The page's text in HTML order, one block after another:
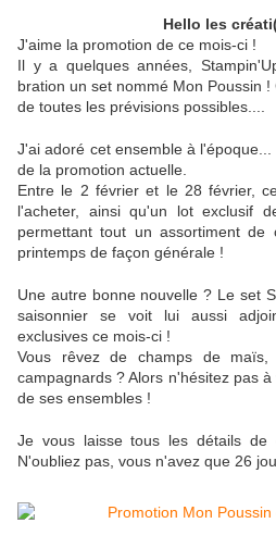
Hello les
J'aime la promotion de ce mois-ci !
Il y a quelques années,
bration un set nommé Mon Poussin
de toutes les prévisions possibles....
J'ai adoré cet ensemble à
de la promotion actuelle.
Entre le 2 février et le 28 février,
l'acheter, ainsi qu'un lot exclusif
permettant tout un assortiment
printemps de façon générale !
Une autre bonne nouvelle ? Le set
saisonnier se voit lui aussi
exclusives ce mois-ci !
Vous rêvez de champs de
campagnards ? Alors n'hésitez pas
de ses ensembles !
Je vous laisse tous les détails de
N'oubliez pas, vous n'avez que 26